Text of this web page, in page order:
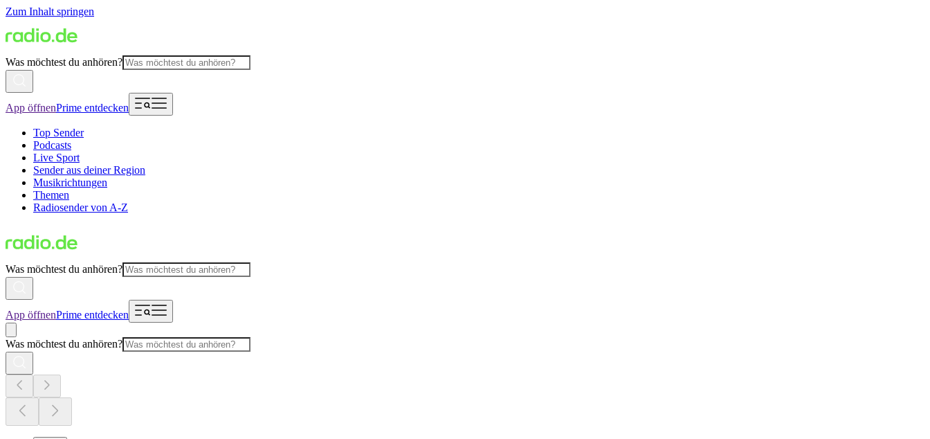
Zum Inhalt springen
Was möchtest du anhören?
App öffnenPrime entdecken
Top Sender
Podcasts
Live Sport
Sender aus deiner Region
Musikrichtungen
Themen
Radiosender von A-Z
Was möchtest du anhören?
App öffnenPrime entdecken
Was möchtest du anhören?